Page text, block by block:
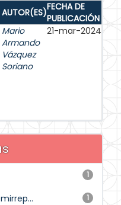
AUTOR(ES)FECHA DE
PUBLICACIÓN
Mario
Armando
Vázquez
Soriano
21-mar-2024
1
1